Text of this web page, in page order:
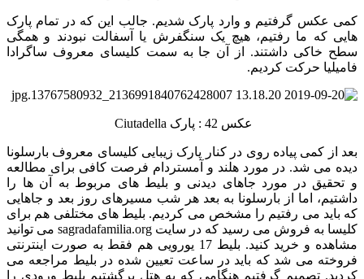
کمی عکس گرفتیم و وارد پارک شدیم. جالب این که در تمام پارک
هایی که ما رفتیم، هیچ یک سنگفرش یا آسفالت نبودند و همگی
سطح خاکی داشتند. از آن جا به سمت کلیسای معروف ساگرادا
فامیلیا حرکت کردیم.
عکس 42 : پارک Ciutadella
بعد از کمی پیاده روی در کنار پارک زیبایی کلیسای معروف بارسلونا
دیده می شد. در مورد هلند و آمستردام فرصت کافی برای مطالعه
و تحقیق در مورد جاهای دیدنی و بلیط های مربوط به آن ها را
داشتیم، اما از بارسلونا به بعد هر شب مسیرهای روز بعد و جاهایی
که باید می رفتیم را مشخص می کردیم. بلیط های مختلفی هم برای
کلیسا به فروش می رسید که در سایت sagradafamilia.org می توانید
مشاهده و خرید کنید. بلیط 17 یورویی هم فقط به صورت اینترنتی
فروخته می شد که باید در ساعت تعیین شده در بلیط مراجعه می
کردید. تصمیم گرفتیم هنگامی که به هتل برگشتیم بلیط ورودی را